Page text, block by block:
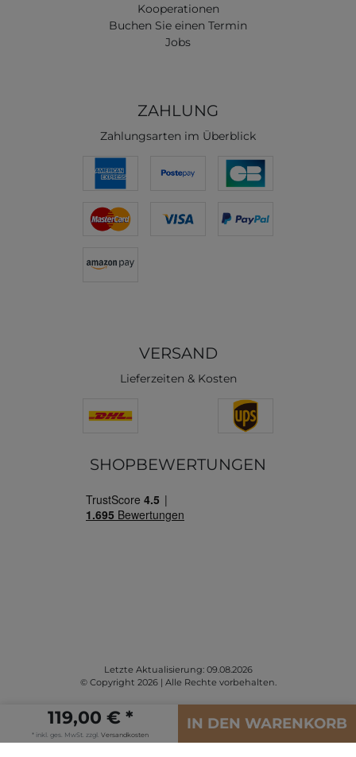
119,00 € *
* inkl. ges. MwSt. zzgl. Versandkosten
IN DEN WARENKORB
Kooperationen
Buchen Sie einen Termin
Jobs
ZAHLUNG
Zahlungsarten im Überblick
VERSAND
Lieferzeiten & Kosten
SHOPBEWERTUNGEN
Letzte Aktualisierung: 09.08.2026
© Copyright 2026 | Alle Rechte vorbehalten.